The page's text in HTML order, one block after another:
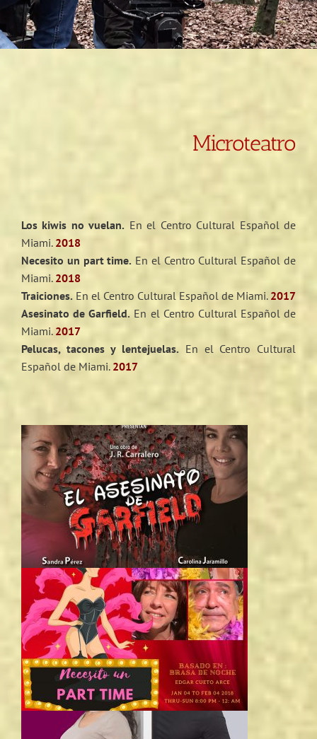
Microteatro
Los kiwis no vuelan. En el Centro Cultural Español de
Miami. 2018
Necesito un part time. En el Centro Cultural Español de
Miami. 2018
Traiciones. En el Centro Cultural Español de Miami. 2017
Asesinato de Garfield. En el Centro Cultural Español de
Miami. 2017
Pelucas, tacones y lentejuelas. En el Centro Cultural
Español de Miami. 2017